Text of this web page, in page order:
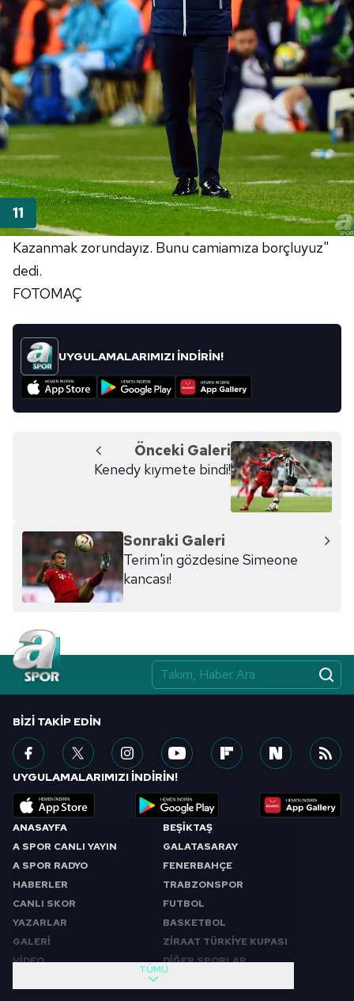
Kazanmak zorundayız. Bunu camiamıza borçluyuz"
dedi.
FOTOMAÇ
UYGULAMALARIMIZI İNDİRİN!
Önceki Galeri
Kenedy kıymete bindi!
Sonraki Galeri
Terim'in gözdesine Simeone
kancası!
ANASAYFA
A SPOR CANLI YAYIN
A SPOR RADYO
HABERLER
CANLI SKOR
YAZARLAR
GALERİ
VİDEO
BEŞİKTAŞ
GALATASARAY
FENERBAHÇE
TRABZONSPOR
FUTBOL
BASKETBOL
ZİRAAT TÜRKİYE KUPASI
DİĞER SPORLAR
TÜMÜ
BIZI TAKIP EDIN
UYGULAMALARIMIZI İNDİRİN!